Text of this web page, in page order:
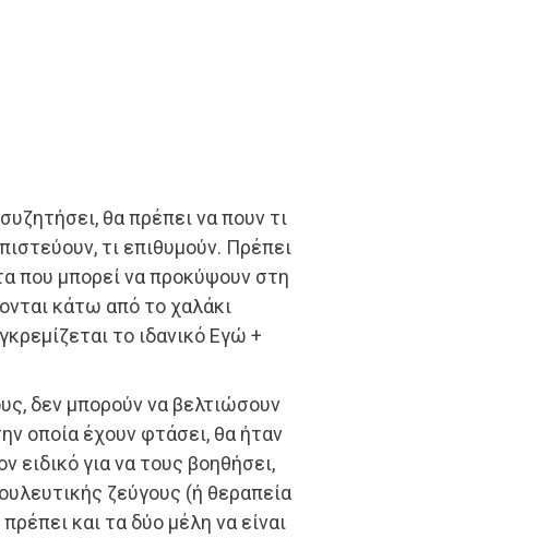
θα πρέπει να πουν τι
τι επιθυμούν. Πρέπει
που μπορεί να προκύψουν στη
κάτω από το χαλάκι
το ιδανικό Εγώ +
δεν μπορούν να βελτιώσουν
οποία έχουν φτάσει, θα ήταν
ειδικό για να τους βοηθήσει,
ζεύγους (ή θεραπεία
και τα δύο μέλη να είναι